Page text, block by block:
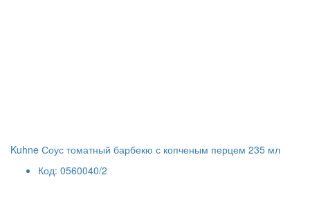
Kuhne Соус томатный барбекю с копченым перцем 235 мл
Код: 0560040/2